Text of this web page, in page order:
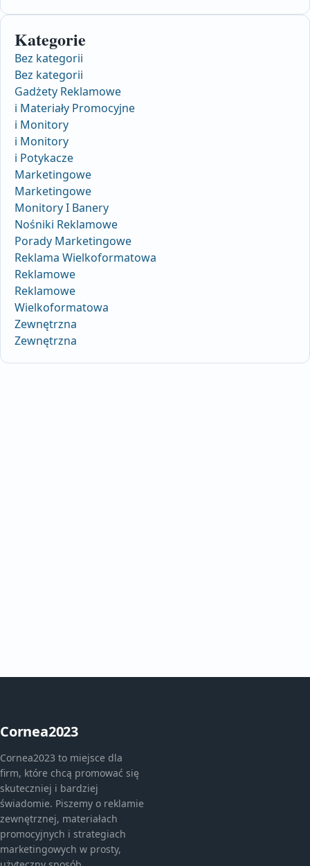
Kategorie
Bez kategorii
Bez kategorii
Gadżety Reklamowe
i Materiały Promocyjne
i Monitory
i Monitory
i Potykacze
Marketingowe
Marketingowe
Monitory I Banery
Nośniki Reklamowe
Porady Marketingowe
Reklama Wielkoformatowa
Reklamowe
Reklamowe
Wielkoformatowa
Zewnętrzna
Zewnętrzna
Cornea2023
Cornea2023 to miejsce dla
firm, które chcą promować się
skuteczniej i bardziej
świadomie. Piszemy o reklamie
zewnętrznej, materiałach
promocyjnych i strategiach
marketingowych w prosty,